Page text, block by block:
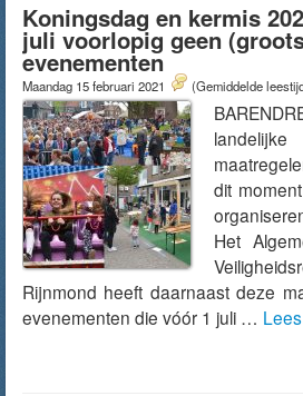
Koningsdag en kermis
juli voorlopig geen
evenementen
Maandag 15 februari 2021 (Gemiddelde
dit
Het
Rijnmond heeft daarnaast deze
evenementen die vóór 1 juli …